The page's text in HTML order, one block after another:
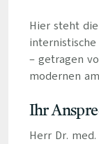
Hier steht
– getragen
modernen
Ihr
Herr Dr.